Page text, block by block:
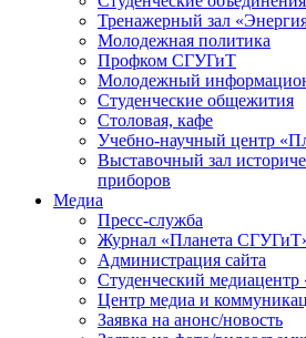
Тренажерный зал
Молодежная политика
Профком СГУГиТ
Молодежный
Студенческие общежития
Столовая, кафе
Учебно-научный центр
Выставочный зал
приборов
Медиа
Пресс-служба
Журнал «Планета
Администрация сайта
Студенческий
Центр медиа и
Заявка на анонс/новость